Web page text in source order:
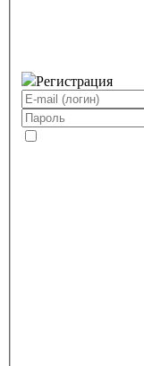
Регистрация